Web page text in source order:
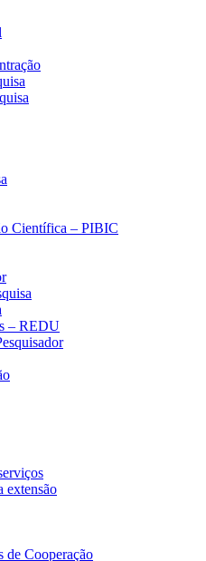
Científica – PIBIC
– REDU
extensão
de Cooperação